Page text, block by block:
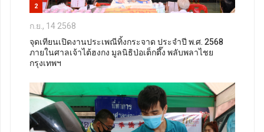
2
ก.ย., 14 2568
จุดเทียนเปิดงานประเพณีทิ้งกระจาด ประจำปี พ.ศ. 2568
ภายในศาลเจ้าไต้ฮงกง มูลนิธิป่อเต็กตึ๊ง พลับพลาไชย
กรุงเทพฯ